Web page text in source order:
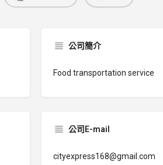
公司簡介
Food transportation service
公司E-mail
cityexpress168@gmail.com